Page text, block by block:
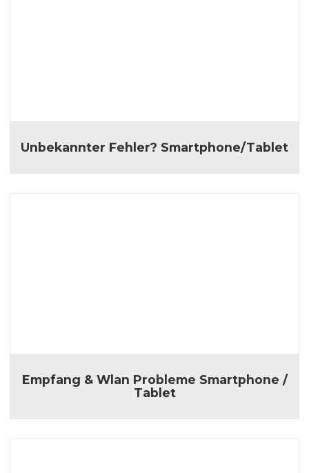
Unbekannter Fehler? Smartphone/Tablet
Empfang & Wlan Probleme Smartphone /
Tablet